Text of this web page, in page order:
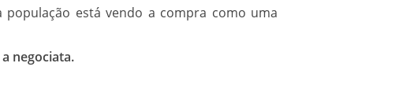
está vendo a compra como uma
negociata.